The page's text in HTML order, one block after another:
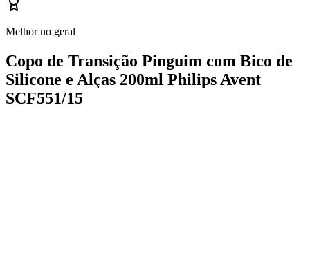
Melhor no geral
Copo de Transição Pinguim com Bico de
Silicone e Alças 200ml Philips Avent
SCF551/15